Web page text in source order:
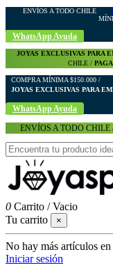
ENVÍOS A TODO CHILE
WhatsApp Ayuda
JOYAS EXCLUSIVAS PARA
CHILE /
COMPRA MÍNIMA $150.000 /
JOYAS EXCLUSIVAS PARA
WhatsApp Ayuda
ENVÍOS A TODO CHILE
0 Carrito /Vacio
Tu carrito
×
No hay más artículos
Iniciar sesión